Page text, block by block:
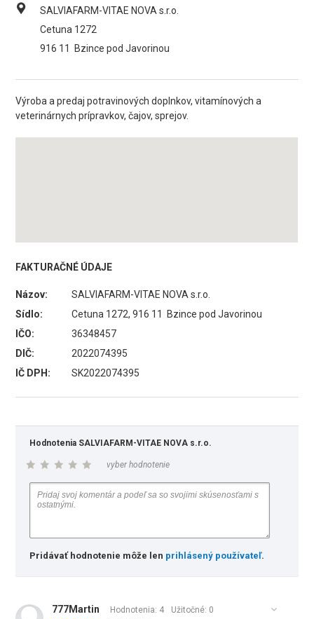
SALVIAFARM-VITAE NOVA s.r.o.
Cetuna 1272
916 11
Bzince pod Javorinou
Výroba a predaj potravinových doplnkov, vitamínových a
veterinárnych prípravkov, čajov, sprejov.
FAKTURAČNÉ ÚDAJE
Názov:
SALVIAFARM-VITAE NOVA s.r.o.
Sídlo:
Cetuna 1272, 916 11 Bzince pod Javorinou
IČO:
36348457
DIČ:
2022074395
IČ DPH:
SK2022074395
Hodnotenia SALVIAFARM-VITAE NOVA s.r.o.
vyber hodnotenie
Pridávať hodnotenie môže len prihlásený používateľ.
777Martin Hodnotenia: 4 Užitočné: 0